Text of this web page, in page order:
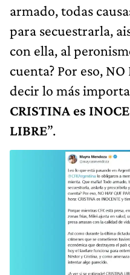
armado, todas
para secuestrarla,
con ella, al
cuenta? Por eso, NO
decir lo más
CRISTINA es
LIBRE”.